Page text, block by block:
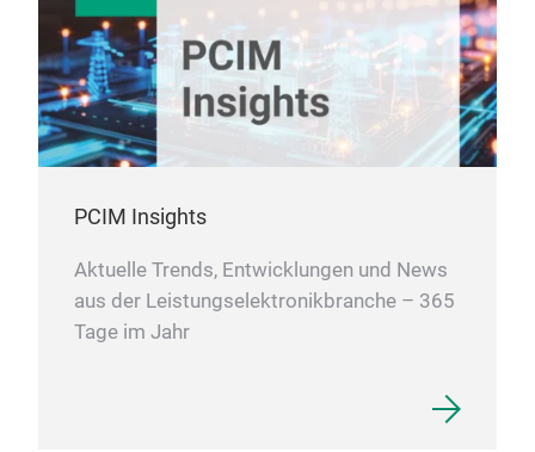
PCIM Insights
Aktuelle Trends, Entwicklungen und News
aus der Leistungselektronikbranche – 365
Tage im Jahr